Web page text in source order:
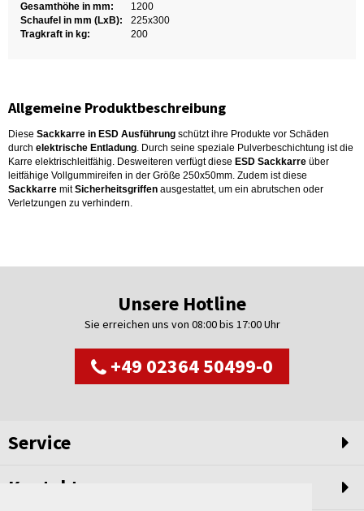
Gesamthöhe in mm:
1200
Schaufel in mm (LxB):
225x300
Tragkraft in kg:
200
Allgemeine Produktbeschreibung
Diese Sackkarre in ESD Ausführung schützt ihre Produkte vor Schäden
durch elektrische Entladung. Durch seine speziale Pulverbeschichtung ist die
Karre elektrischleitfähig. Desweiteren verfügt diese ESD Sackkarre über
leitfähige Vollgummireifen in der Größe 250x50mm. Zudem ist diese
Sackkarre mitSicherheitsgriffen ausgestattet, um ein abrutschen oder
Verletzungen zu verhindern.
Unsere Hotline
Sie erreichen uns von 08:00 bis 17:00 Uhr
+49 02364 50499-0
Service
Kontakt